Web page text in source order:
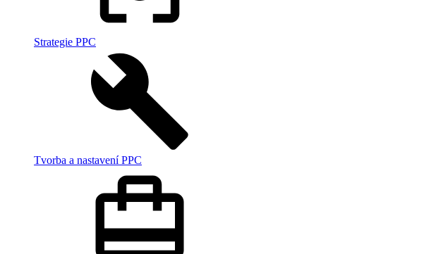
Strategie PPC
Tvorba a nastavení PPC